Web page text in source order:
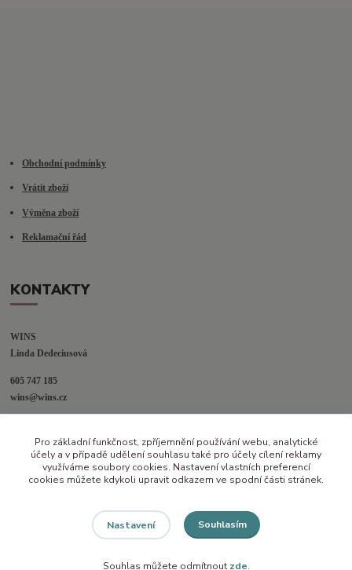
Obchodní podmínky
Vrátit zboží
Výměna zboží
Reklamační řád
KONTAKTY
WINS
Linda Dedeciusová
605 747 185
wins@wins.cz
Šenov u N. Jičína
Pro základní funkčnost, zpříjemnění používání webu, analytické
účely a v případě udělení souhlasu také pro účely cílení reklamy
využíváme soubory cookies. Nastavení vlastních preferencí
cookies můžete kdykoli upravit odkazem ve spodní části stránek.
Nastavení Souhlasím
Souhlas můžete odmítnout zde.